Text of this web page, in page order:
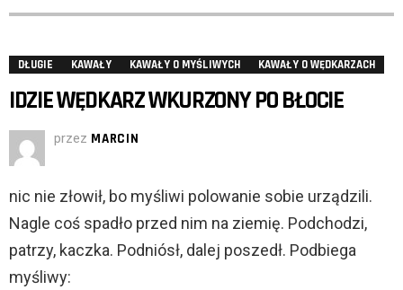
DŁUGIE KAWAŁY KAWAŁY O MYŚLIWYCH KAWAŁY O WĘDKARZACH
IDZIE WĘDKARZ WKURZONY PO BŁOCIE
przez MARCIN
nic nie złowił, bo myśliwi polowanie sobie urządzili.
Nagle coś spadło przed nim na ziemię. Podchodzi,
patrzy, kaczka. Podniósł, dalej poszedł. Podbiega
myśliwy: